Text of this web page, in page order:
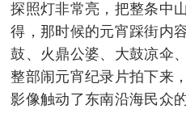
探照灯非常亮，把整条中
得，那时候的元宵踩街内
鼓、火鼎公婆、大鼓凉伞
整部闹元宵纪录片拍下来
影像触动了东南沿海民众